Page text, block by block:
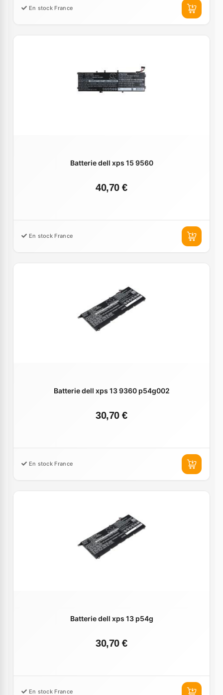
En stock France
Batterie dell xps 15 9560
40,70 €
En stock France
Batterie dell xps 13 9360 p54g002
30,70 €
En stock France
Batterie dell xps 13 p54g
30,70 €
En stock France